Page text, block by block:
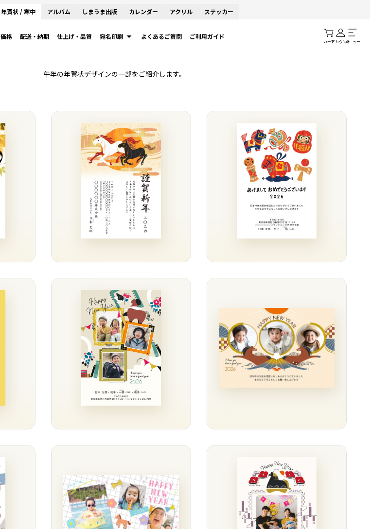
年賀状 / 寒中 アルバム しまうま出版 カレンダー アクリル ステッカー
価格 配送・納期 仕上げ・品質 宛名印刷 よくあるご質問 ご利用ガイド
カートアカウントメニュー
午年の年賀状デザインの一部をご紹介します。